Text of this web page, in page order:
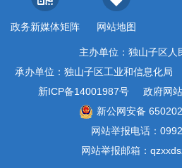
政务新媒体矩阵 网站地图
主办单位：独山子区人
承办单位：独山子区工业和信息化局
新ICP备14001987号
政府网
新公网安备
网站举报电话：
网站举报邮箱：